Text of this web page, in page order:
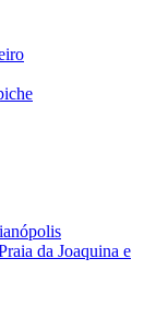
da Joaquina e